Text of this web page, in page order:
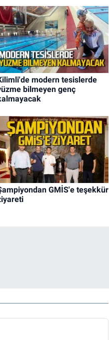
modern tesislerde
bilmeyen genç
GMİS'e teşekkür